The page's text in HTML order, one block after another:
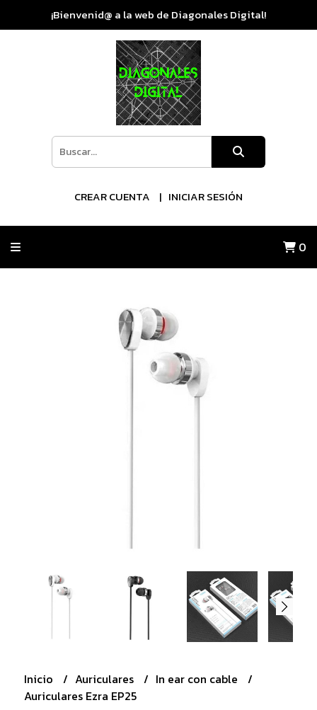
¡Bienvenid@ a la web de Diagonales Digital!
CREAR CUENTA INICIAR SESIÓN
0
Inicio Auriculares
In ear con cable
Auriculares Ezra EP25